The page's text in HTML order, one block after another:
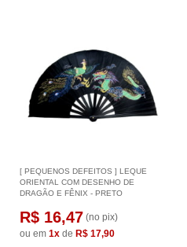
[ PEQUENOS DEFEITOS ] LEQUE
ORIENTAL COM DESENHO DE
DRAGÃO E FÊNIX - PRETO
R$ 16,47 (no pix)
ou em 1x de R$ 17,90